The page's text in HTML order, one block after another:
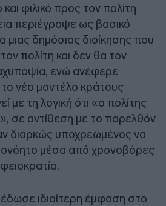
φιλικό προς τον πολίτη
περιέγραψε ως βασικό
μιας δημόσιας διοίκησης που
πολίτη και δεν θα τον
ενώ ανέφερε
το νέο μοντέλο κράτους
με τη λογική ότι «ο πολίτης
σε αντίθεση με το παρελθόν
διαρκώς υποχρεωμένος να
μέσα από χρονοβόρες
ιδιαίτερη έμφαση στο